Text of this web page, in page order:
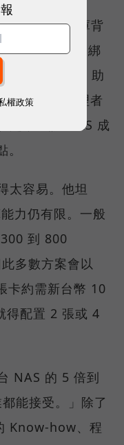
客戶。知識庫背
需求決定，不綁
QuAgent AI 助
能力，讓管理者
定，並讓 NAS 成
太容易。他坦
力仍有限。一般
到 800
多數方案會以
卡約需新台幣 10
得配置 2 張或 4
NAS 的 5 倍到
能接受。」除了
Know-how、程
權政策